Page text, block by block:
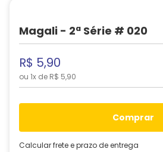
Magali - 2ª Série # 020
R$ 5,90
ou 1x de R$ 5,90
comprar
Calcular frete e prazo de entrega